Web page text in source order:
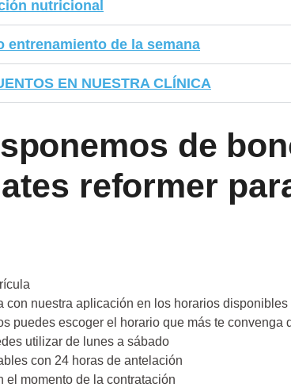
nutricional
entrenamiento de la semana
EN NUESTRA CLÍNICA
de
reformer
con nuestra aplicación en los horarios disponibles
puedes escoger el horario que más te convenga
utilizar de lunes a sábado
con 24 horas de antelación
el momento de la contratación